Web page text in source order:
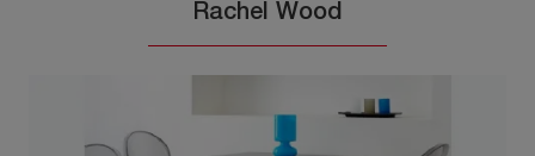
Rachel Wood